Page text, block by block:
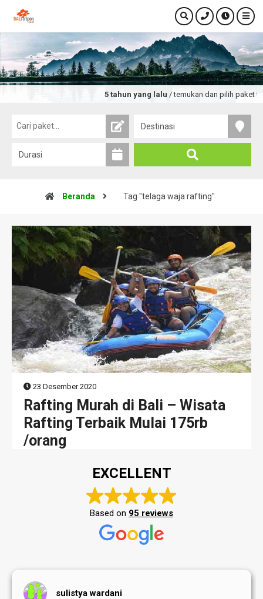
5 tahun yang lalu/ temukan dan pilih paket
Beranda Tag "telaga waja rafting"
23 Desember 2020
Rafting Murah di Bali – Wisata
Rafting Terbaik Mulai 175rb
/orang
EXCELLENT
Based on 95 reviews
sulistya wardani